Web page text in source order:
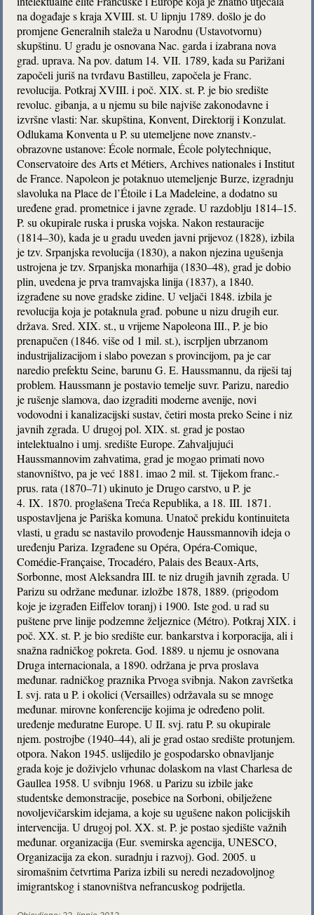
na događaje s kraja XVIII. st. U lipnju 1789. došlo je do
promjene Generalnih staleža u Narodnu (Ustavotvornu)
skupštinu. U gradu je osnovana Nac. garda i izabrana nova
grad. uprava. Na pov. datum 14. VII. 1789, kada su Parižani
započeli juriš na tvrđavu Bastilleu, započela je Franc.
revolucija. Potkraj XVIII. i poč. XIX. st. P. je bio središte
revoluc. gibanja, a u njemu su bile najviše zakonodavne i
izvršne vlasti: Nar. skupština, Konvent, Direktorij i Konzulat.
Odlukama Konventa u P. su utemeljene nove znanstv.-
obrazovne ustanove: École normale, École polytechnique,
Conservatoire des Arts et Métiers, Archives nationales i Institut
de France. Napoleon je potaknuo utemeljenje Burze, izgradnju
slavoluka na Place de l’Étoile i La Madeleine, a dodatno su
uređene grad. prometnice i javne zgrade. U razdoblju 1814–15.
P. su okupirale ruska i pruska vojska. Nakon restauracije
(1814–30), kada je u gradu uveden javni prijevoz (1828), izbila
je tzv. Srpanjska revolucija (1830), a nakon njezina ugušenja
ustrojena je tzv. Srpanjska monarhija (1830–48), grad je dobio
plin, uvedena je prva tramvajska linija (1837), a 1840.
izgrađene su nove gradske zidine. U veljači 1848. izbila je
revolucija koja je potaknula građ. pobune u nizu drugih eur.
država. Sred. XIX. st., u vrijeme Napoleona III., P. je bio
prenapučen (1846. više od 1 mil. st.), iscrpljen ubrzanom
industrijalizacijom i slabo povezan s provincijom, pa je car
naredio prefektu Seine, barunu G. E. Haussmannu, da riješi taj
problem. Haussmann je postavio temelje suvr. Parizu, naredio
je rušenje slamova, dao izgraditi moderne avenije, novi
vodovodni i kanalizacijski sustav, četiri mosta preko Seine i niz
javnih zgrada. U drugoj pol. XIX. st. grad je postao
intelektualno i umj. središte Europe. Zahvaljujući
Haussmannovim zahvatima, grad je mogao primati novo
stanovništvo, pa je već 1881. imao 2 mil. st. Tijekom franc.-
prus. rata (1870–71) ukinuto je Drugo carstvo, u P. je
4. IX. 1870. proglašena Treća Republika, a 18. III. 1871.
uspostavljena je Pariška komuna. Unatoč prekidu kontinuiteta
vlasti, u gradu se nastavilo provođenje Haussmannovih ideja o
uređenju Pariza. Izgrađene su Opéra, Opéra-Comique,
Comédie-Française, Trocadéro, Palais des Beaux-Arts,
Sorbonne, most Aleksandra III. te niz drugih javnih zgrada. U
Parizu su održane međunar. izložbe 1878, 1889. (prigodom
koje je izgrađen Eiffelov toranj) i 1900. Iste god. u rad su
puštene prve linije podzemne željeznice (Métro). Potkraj XIX. i
poč. XX. st. P. je bio središte eur. bankarstva i korporacija, ali i
snažna radničkog pokreta. God. 1889. u njemu je osnovana
Druga internacionala, a 1890. održana je prva proslava
međunar. radničkog praznika Prvoga svibnja. Nakon završetka
I. svj. rata u P. i okolici (Versailles) održavala su se mnoge
međunar. mirovne konferencije kojima je određeno polit.
uređenje međuratne Europe. U II. svj. ratu P. su okupirale
njem. postrojbe (1940–44), ali je grad ostao središte protunjem.
otpora. Nakon 1945. uslijedilo je gospodarsko obnavljanje
grada koje je doživjelo vrhunac dolaskom na vlast Charlesa de
Gaullea 1958. U svibnju 1968. u Parizu su izbile jake
studentske demonstracije, posebice na Sorboni, obilježene
novoljevičarskim idejama, a koje su ugušene nakon policijskih
intervencija. U drugoj pol. XX. st. P. je postao sjedište važnih
međunar. organizacija (Eur. svemirska agencija, UNESCO,
Organizacija za ekon. suradnju i razvoj). God. 2005. u
siromašnim četvrtima Pariza izbili su neredi nezadovoljnog
imigrantskog i stanovništva nefrancuskog podrijetla.